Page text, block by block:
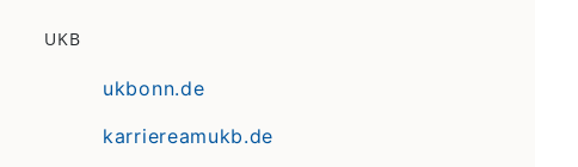
UKB
ukbonn.de
karriereamukb.de